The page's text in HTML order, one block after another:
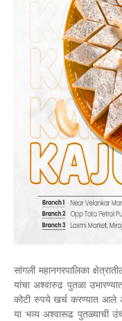
सांगली महानगरपालिका
यांचा अश्वारुढ पुतळा
कोटी रुपये खर्च करण्यात आले
या भव्य अश्वारूढ